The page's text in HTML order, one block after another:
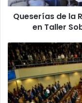
en
Taller
de
Servicios
Queserías de la
en Taller
Por
falta
de
quorum:
Cámara
de